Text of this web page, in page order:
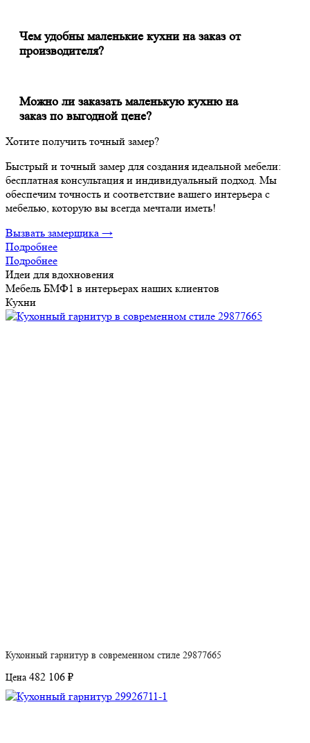
добавить места для хранения. Если площадь совсем ограничена,
стоит использовать высокие верхние шкафы и компактную
Чем удобны маленькие кухни на заказ от
производителя?
высоту стены, пространство над холодильником и узкие
участки, которые не подходят для стандартных гарнитуров.
Можно ли заказать маленькую кухню на
заказ по выгодной цене?
цене, если заранее определить нужные модули и не
влияют размер, фасады, фурнитура, столешница, внутреннее
наполнение и сложность монтажа. После замера
подготавливается расчет под конкретное помещение.
Хотите получить точный замер?
Быстрый и точный замер для создания идеальной мебели:
бесплатная консультация и индивидуальный подход. Мы
обеспечим точность и соответствие вашего интерьера с
мебелью, которую вы всегда мечтали иметь!
Вызвать замерщика →
Подробнее
Подробнее
Идеи для вдохновения
Мебель БМФ1 в интерьерах наших клиентов
Кухни
Кухонный гарнитур в современном стиле 29877665
Цена 482 106 ₽